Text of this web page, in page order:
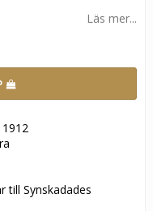
Läs mer...
till Synskadades